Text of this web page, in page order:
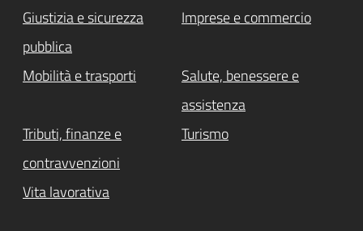
Giustizia e sicurezza
pubblica
Imprese e commercio
Mobilità e trasporti
Salute, benessere e
assistenza
Tributi, finanze e
contravvenzioni
Turismo
Vita lavorativa